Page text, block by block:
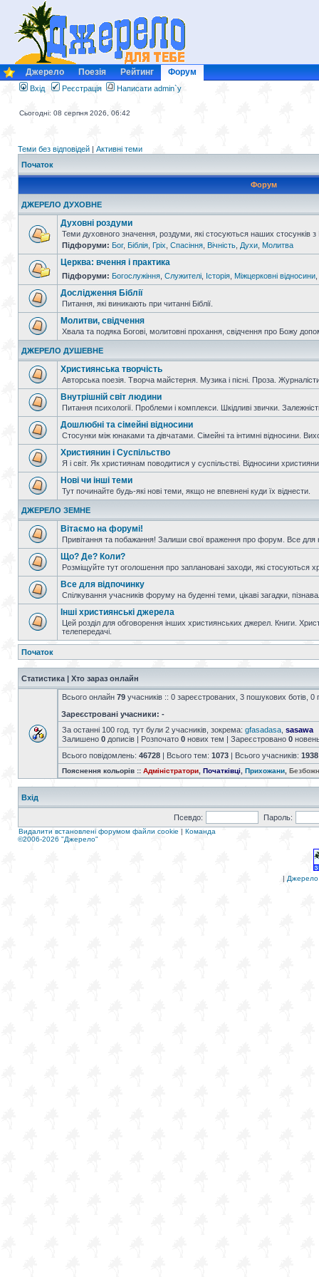
Джерело Поезія Рейтинг Форум
Вхід Реєстрація Написати admin`у
Сьогодні: 08 серпня 2026, 06:42
Теми без відповідей | Активні теми
Початок
Форум
ДЖЕРЕЛО ДУХОВНЕ
Духовні роздуми
Теми духовного значення, роздуми, які стосуються наших стосунків з
Підфоруми: Бог, Біблія Гріх Спасіння Вічність Духи Молитва
Церква: вчення і практика
Підфоруми: Богослужіння Служителі Історія Міжцерковні відносини
Дослідження Біблії
Питання, які виникають при читанні Біблії.
Молитви, свідчення
Хвала та подяка Богові, молитовні прохання, свідчення про Божу
ДЖЕРЕЛО ДУШЕВНЕ
Християнська творчість
Авторська поезія. Творча майстерня. Музика і пісні. Проза.
Внутрішній світ людини
Питання психології. Проблеми і комплекси. Шкідливі звички.
Дошлюбні та сімейні відносини
Стосунки між юнаками та дівчатами. Сімейні та інтимні відносини.
Християнин і Суспільство
Я і світ. Як християнам поводитися у суспільстві. Відносини
Нові чи інші теми
Тут починайте будь-які нові теми, якщо не впевнені куди їх віднести.
ДЖЕРЕЛО ЗЕМНЕ
Вітаємо на форумі!
Привітання та побажання! Залиши свої враження про форум. Все для
Що? Де? Коли?
Розміщуйте тут оголошення про заплановані заходи, які стосуються
Все для відпочинку
Спілкування учасників форуму на буденні теми, цікаві загадки,
Інші християнські джерела
Цей розділ для обговорення інших християнських джерел. Книги.
телепередачі.
Початок
Статистика | Хто зараз онлайн
Всього онлайн 79 учасників :: 0 зареєстрованих, 3 пошукових ботів, 0
Зареєстровані учасники: -
За останні 100 год. тут були 2 учасників, зокрема: gfasadasa sasawa
Залишено 0 дописів | Розпочато 0 нових тем | Зареєстровано 0
Всього повідомлень: 46728 | Всього тем: 1073 | Всього учасників: 1938
Пояснення кольорів :: Адміністратори Початківці Прихожани
Вхід
Псевдо: Пароль:
Видалити встановлені форумом файли cookie | Команда
©2006-2026 "Джерело"
| Джерело